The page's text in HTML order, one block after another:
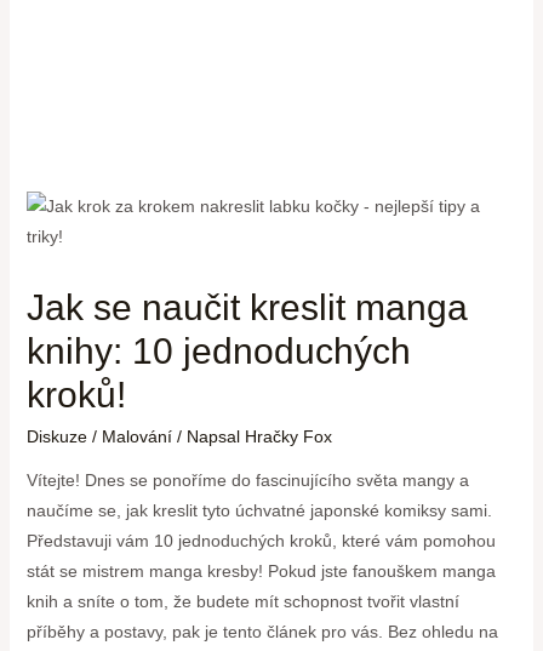
Jak se naučit kreslit manga
knihy: 10 jednoduchých
kroků!
Diskuze / Malování/ Napsal Hračky Fox
Vítejte! Dnes se ponoříme do fascinujícího světa mangy a
naučíme se, jak kreslit tyto úchvatné japonské komiksy sami.
Představuji vám 10 jednoduchých kroků, které vám pomohou
stát se mistrem manga kresby! Pokud jste fanouškem manga
knih a sníte o tom, že budete mít schopnost tvořit vlastní
příběhy a postavy, pak je tento článek pro vás. Bez ohledu na